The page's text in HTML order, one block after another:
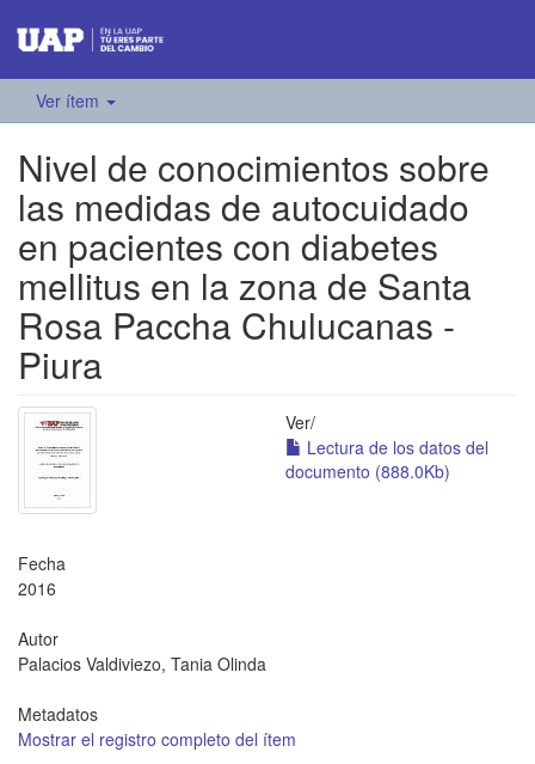
Ver ítem
Nivel de conocimientos sobre
las medidas de autocuidado
en pacientes con diabetes
mellitus en la zona de Santa
Rosa Paccha Chulucanas -
Piura
Ver/
Lectura de los datos del
documento (888.0Kb)
Fecha
2016
Autor
Palacios Valdiviezo, Tania Olinda
Metadatos
Mostrar el registro completo del ítem